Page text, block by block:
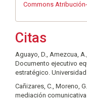
Commons
Citas
Aguayo, D., Amezcua,
Documento ejecutivo
estratégico.
Cañizares, C., Moreno,
mediación